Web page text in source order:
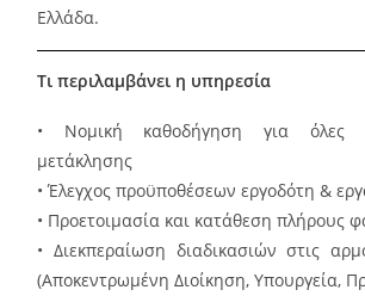
Ελλάδα.
Τι περιλαμβάνει η υπηρεσία
• Νομική καθοδήγηση για όλες
μετάκλησης
• Έλεγχος προϋποθέσεων εργοδότη &
• Προετοιμασία και κατάθεση πλήρους
• Διεκπεραίωση διαδικασιών στις
(Αποκεντρωμένη Διοίκηση, Υπουργεία,